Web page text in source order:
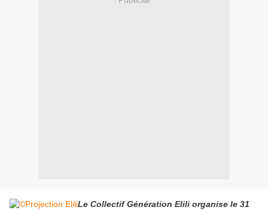
Le Collectif Génération Elili organise le 31